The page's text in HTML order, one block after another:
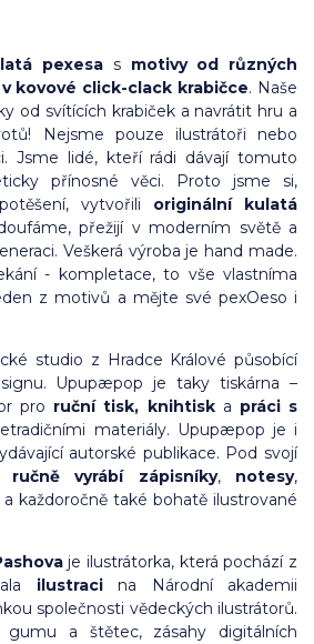
pexesa s motivy od různých
kovové click-clack krabičce. Naše
od svítících krabiček a navrátit hru a
Nejsme pouze ilustrátoři nebo
Jsme lidé, kteří rádi dávají tomuto
přínosné věci. Proto jsme si,
vytvořili originální kulatá
přežijí v moderním světě a
Veškerá výroba je hand made.
- kompletace, to vše vlastníma
z motivů a mějte své pexOeso i
studio z Hradce Králové působící
Upupæpop je taky tiskárna –
pro ruční tisk, knihtiska práci s
materiály. Upupæpop je i
autorské publikace. Pod svojí
ručně vyrábí zápisníky, notesy,
každoročně také bohatě ilustrované
je ilustrátorka, která pochází z
ilustraci na Národní akademii
společnosti vědeckých ilustrátorů.
gumu a štětec, zásahy digitálních